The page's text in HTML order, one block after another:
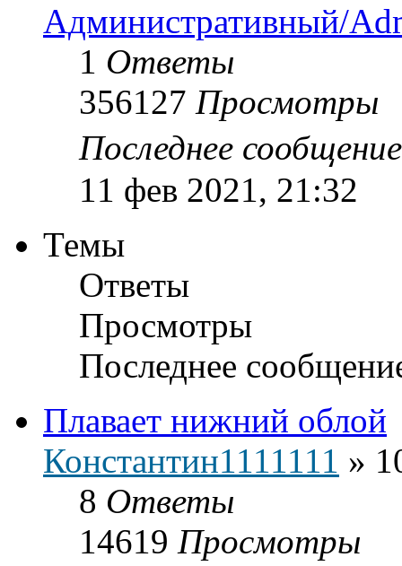
Административный/
1 Ответы
356127 Просмотры
Последнее
11 фев 2021, 21:32
Темы
Ответы
Просмотры
Последнее
Плавает нижний облой
Константин1111111 »
8 Ответы
14619 Просмотры